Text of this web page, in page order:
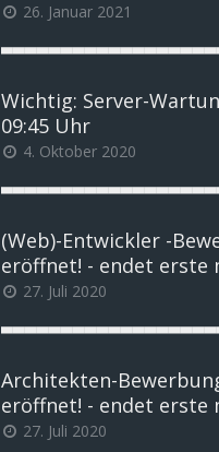
26. Januar 2021
Wichtig: Server-
09:45 Uhr
4. Oktober 2020
(Web)-Entwickler -
eröffnet! - endet erste
27. Juli 2020
Architekten-
eröffnet! - endet erste
27. Juli 2020